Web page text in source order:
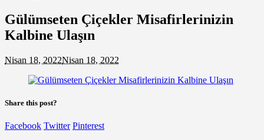
Gülümseten Çiçekler Misafirlerinizin
Kalbine Ulaşın
Nisan 18, 2022Nisan 18, 2022
Share this post?
Facebook Twitter Pinterest